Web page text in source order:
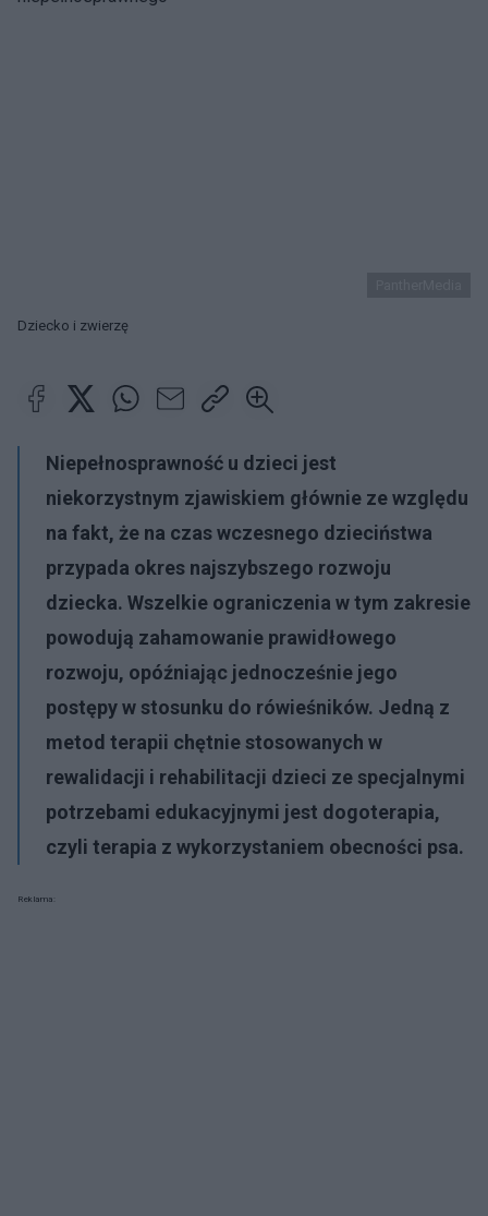
Dziecko i zwierzę
Niepełnosprawność u dzieci jest
niekorzystnym zjawiskiem głównie ze względu
na fakt, że na czas wczesnego dzieciństwa
przypada okres najszybszego rozwoju
dziecka. Wszelkie ograniczenia w tym zakresie
powodują zahamowanie prawidłowego
rozwoju, opóźniając jednocześnie jego
postępy w stosunku do rówieśników. Jedną z
metod terapii chętnie stosowanych w
rewalidacji i rehabilitacji dzieci ze specjalnymi
potrzebami edukacyjnymi jest dogoterapia,
czyli terapia z wykorzystaniem obecności psa.
Reklama: